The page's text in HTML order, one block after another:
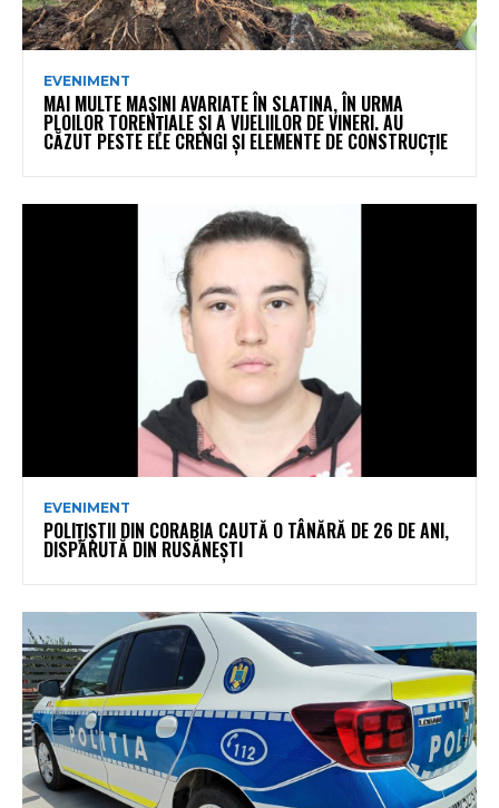
EVENIMENT
MAI MULTE MAȘINI AVARIATE ÎN SLATINA, ÎN URMA
PLOILOR TORENȚIALE ȘI A VIJELIILOR DE VINERI. AU
CĂZUT PESTE ELE CRENGI ȘI ELEMENTE DE CONSTRUCȚIE
EVENIMENT
POLIȚIȘTII DIN CORABIA CAUTĂ O TÂNĂRĂ DE 26 DE ANI,
DISPĂRUTĂ DIN RUSĂNEȘTI